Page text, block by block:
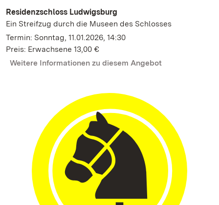
Residenzschloss Ludwigsburg
Ein Streifzug durch die Museen des Schlosses
Termin: Sonntag, 11.01.2026, 14:30
Preis: Erwachsene 13,00 €
Weitere Informationen zu diesem Angebot